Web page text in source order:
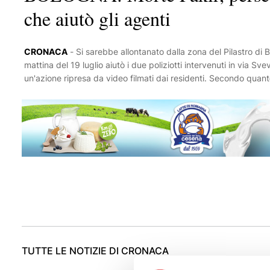
che aiutò gli agenti
CRONACA -
mattina del 19 luglio aiutò i due poliziotti intervenuti in via
un'azione ripresa da video filmati dai residenti. Secondo
nell'immediatezza come persona informata sui fatti, non è
inquirenti. In seguito alle ritorsioni subite potrebbe anche
corso della serata del 25 luglio al Pilastro, per ricordare
preoccupato per la sua incolumità.
TUTTE LE NOTIZIE DI CRONACA